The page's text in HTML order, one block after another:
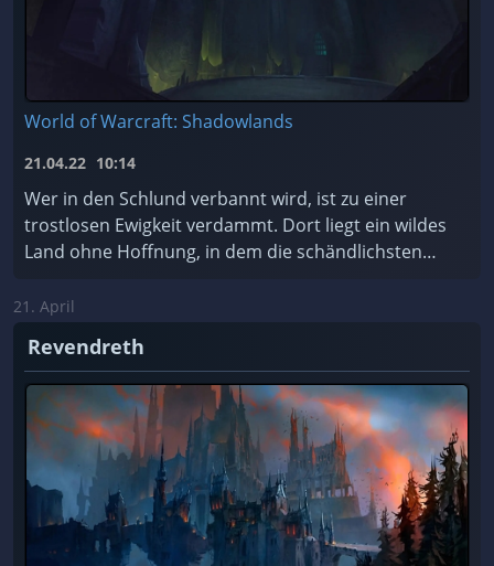
World of Warcraft: Shadowlands
21.04.22 10:14
Wer in den Schlund verbannt wird, ist zu einer
trostlosen Ewigkeit verdammt. Dort liegt ein wildes
Land ohne Hoffnung, in dem die schändlichsten
Soll ...
21. April
Revendreth